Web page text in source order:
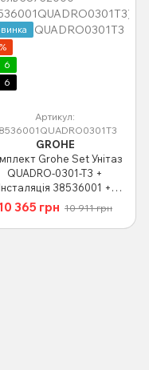
6
6
Артикул:
GROHE
Grohe Set Унітаз
QUADRO-0301-T3 +
Інсталяція 38536001 +
панель 38732000
365 грн 10 911 грн